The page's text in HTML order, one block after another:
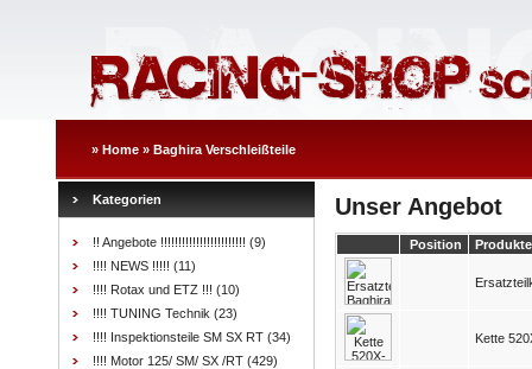
» Home » Baghira Verschleißteile
Kategorien
!! Angebote !!!!!!!!!!!!!!!!!!!!!!!! (9)
!!!! NEWS !!!!! (11)
!!!! Rotax und ETZ !!! (10)
!!!! TUNING Technik (23)
!!!! Inspektionsteile SM SX RT (34)
!!!! Motor 125/ SM/ SX /RT (429)
Unser Angebot
Position
Kette